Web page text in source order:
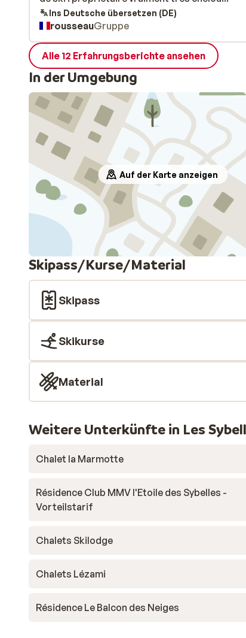
Ins Deutsche übersetzen (DE)
rousseauGruppe
Alle 12 Erfahrungsberichte ansehen
In der Umgebung
Auf der Karte anzeigen
Skipass/Kurse/Material
Skipass
Skikurse
Material
Weitere Unterkünfte in Les
Chalet la Marmotte
Résidence Club MMV l'Etoile des Sybelles -
Vorteilstarif
Chalets Skilodge
Chalets Lézami
Résidence Le Balcon des Neiges